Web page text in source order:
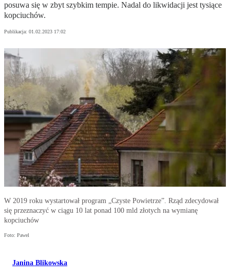
posuwa się w zbyt szybkim tempie. Nadal do likwidacji jest tysiące
kopciuchów.
Publikacja: 01.02.2023 17:02
W 2019 roku wystartował program „Czyste Powietrze”. Rząd zdecydował
się przeznaczyć w ciągu 10 lat ponad 100 mld złotych na wymianę
kopciuchów
Foto: Pawel
Janina Blikowska